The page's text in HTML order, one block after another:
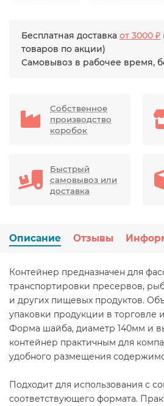
Бесплатная доставка от 3000 ₽
товаров по акции)
Самовывоз в рабочее время,
Собственное
производство
коробок
Быстрый
самовывоз или
доставка
Описание Отзывы
Контейнер предназначен для
транспортировки пресервов,
и других пищевых продуктов.
упаковки продукции в торговле
Форма шайба, диаметр 140мм и
контейнер практичным для
удобного размещения
Подходит для использования с
соответствующего формата.